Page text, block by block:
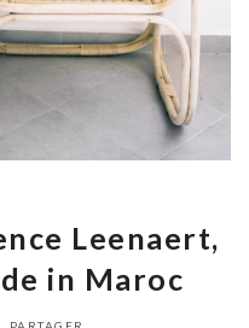
Leenaert,
in Maroc